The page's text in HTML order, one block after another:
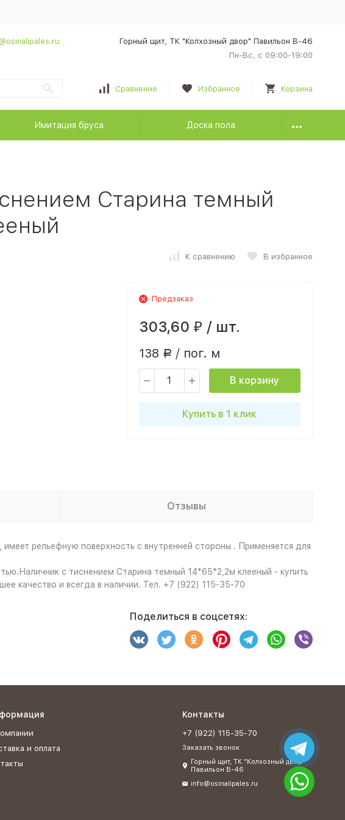
Горный щит, ТК "Колхозный двор" Павильон В-46
Пн-Вс, с 09:00-19:00
Сравнение Избранное Корзина
Имитация бруса Доска пола
Старина темный
К сравнению В избранное
Предзаказ
303,60 ₽ / шт.
138 Р / пог. м
В корзину
Купить в 1 клик
Отзывы
рельефную поверхность с внутренней стороны . Применяется для
с тиснением Старина темный 14*65*2,2м клееный - купить
качество и всегда в наличии. Тел. +7 (922) 115-35-70
Поделиться в соцсетях:
и оплата
Контакты
+7 (922) 115-35-70
Заказать звонок
Горный щит, ТК "Колхозный двор"
Павильон В-46
info@osinalipales.ru